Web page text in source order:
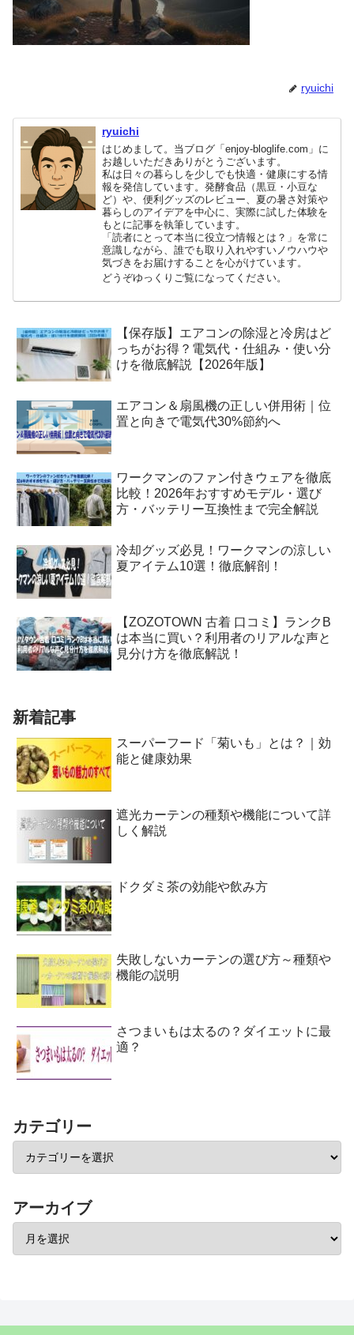
ryuichi
ryuichi
はじめまして。当ブログ「enjoy-bloglife.com」に
お越しいただきありがとうございます。
私は日々の暮らしを少しでも快適・健康にする情
報を発信しています。発酵食品（黒豆・小豆な
ど）や、便利グッズのレビュー、夏の暑さ対策や
暮らしのアイデアを中心に、実際に試した体験を
もとに記事を執筆しています。
「読者にとって本当に役立つ情報とは？」を常に
意識しながら、誰でも取り入れやすいノウハウや
気づきをお届けすることを心がけています。
どうぞゆっくりご覧になってください。
【保存版】エアコンの除湿と冷房はど
っちがお得？電気代・仕組み・使い分
けを徹底解説【2026年版】
エアコン＆扇風機の正しい併用術｜位
置と向きで電気代30%節約へ
ワークマンのファン付きウェアを徹底
比較！2026年おすすめモデル・選び
方・バッテリー互換性まで完全解説
冷却グッズ必見！ワークマンの涼しい
夏アイテム10選！徹底解剖！
【ZOZOTOWN 古着 口コミ】ランクB
は本当に買い？利用者のリアルな声と
見分け方を徹底解説！
新着記事
スーパーフード「菊いも」とは？｜効
能と健康効果
遮光カーテンの種類や機能について詳
しく解説
ドクダミ茶の効能や飲み方
失敗しないカーテンの選び方～種類や
機能の説明
さつまいもは太るの？ダイエットに最
適？
カテゴリー
アーカイブ